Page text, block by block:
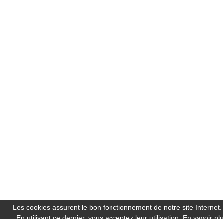
Les cookies assurent le bon fonctionnement de notre site Internet.